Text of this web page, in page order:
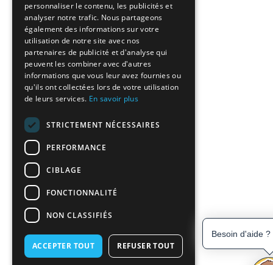
Besoin d'aide ?
personnaliser le contenu, les publicités et
analyser notre trafic. Nous partageons
également des informations sur votre
utilisation de notre site avec nos
partenaires de publicité et d'analyse qui
peuvent les combiner avec d'autres
informations que vous leur avez fournies ou
qu'ils ont collectées lors de votre utilisation
de leurs services. En savoir plus
STRICTEMENT NÉCESSAIRES
PERFORMANCE
CIBLAGE
FONCTIONNALITÉ
NON CLASSIFIÉS
ACCEPTER TOUT REFUSER TOUT